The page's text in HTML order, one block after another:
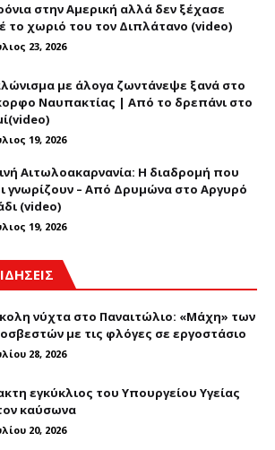
στην Αμερική αλλά δεν ξέχασε
το χωριό του τον Διπλάτανο (video)
23, 2026
με άλογα ζωντάνεψε ξανά στο
Ναυπακτίας | Από το δρεπάνι στο
19, 2026
Αιτωλοακαρνανία: Η διαδρομή που
γνωρίζουν – Από Δρυμώνα στο Αργυρό
(video)
19, 2026
νύχτα στο Παναιτώλιο: «Μάχη» των
με τις φλόγες σε εργοστάσιο
28, 2026
εγκύκλιος του Υπουργείου Υγείας
καύσωνα
20, 2026